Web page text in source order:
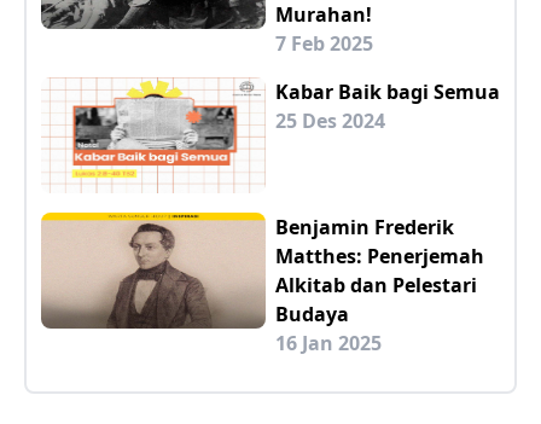
Murahan!
7 Feb 2025
Kabar Baik bagi Semua
25 Des 2024
Benjamin Frederik
Matthes: Penerjemah
Alkitab dan Pelestari
Budaya
16 Jan 2025